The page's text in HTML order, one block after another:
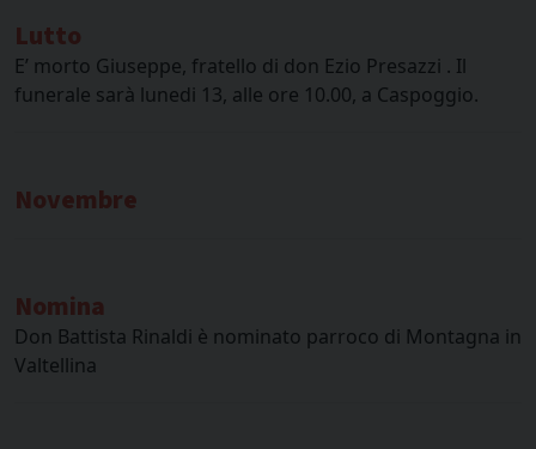
Lutto
E’ morto Giuseppe, fratello di don Ezio Presazzi . Il
funerale sarà lunedi 13, alle ore 10.00, a Caspoggio.
Novembre
Nomina
Don Battista Rinaldi è nominato parroco di Montagna in
Valtellina